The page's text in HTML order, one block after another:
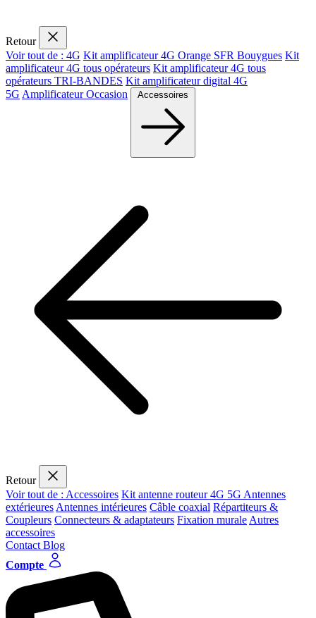
Retour
Voir tout de : 4G Kit amplificateur 4G Orange SFR Bouygues Kit
amplificateur 4G tous opérateurs Kit amplificateur 4G tous
opérateurs TRI-BANDES Kit amplificateur digital 4G
5G Amplificateur Occasion Accessoires
Retour
Voir tout de : Accessoires Kit antenne routeur 4G 5G Antennes
extérieures Antennes intérieures Câble coaxial Répartiteurs &
Coupleurs Connecteurs & adaptateurs Fixation murale Autres
accessoires
Contact Blog
Compte